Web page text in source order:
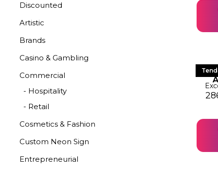
Discounted
Artistic
Brands
Casino & Gambling
Commercial
- Hospitality
- Retail
Cosmetics & Fashion
Custom Neon Sign
Entrepreneurial
Le
Le